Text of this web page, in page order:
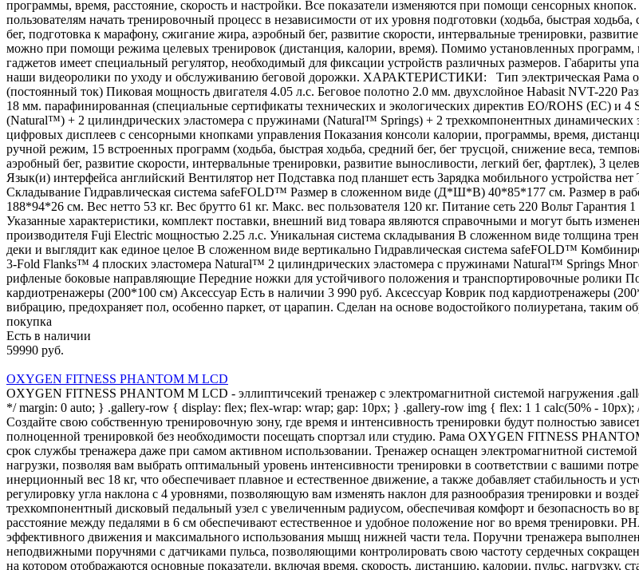
программы, время, расстояние, скорость и настройки. Все показатели изменяются при помощи сенсорных
пользователям начать тренировочный процесс в независимости от их уровня подготовки (ходьба, быстрая
бег, подготовка к марафону, сжигание жира, аэробный бег, развитие скорости, интервальные тренировки,
можно при помощи режима целевых тренировок (дистанция, калории, время). Помимо установленных
гаджетов имеет специальный регулятор, необходимый для фиксации устройств различных размеров. Габариты
наши видеоролики по уходу и обслуживанию беговой дорожки. ХАРАКТЕРИСТИКИ: Тип электрическая Рама
(постоянный ток) Пиковая мощность двигателя 4.05 л.с. Беговое полотно 2.0 мм. двухслойное Habasit NVT-220
18 мм. парафинированная (специальные сертификаты технических и экологических директив EO/ROHS (ЕС) и
(Natural™) + 2 цилиндрических эластомера с пружинами (Natural™ Springs) + 2 трехкомпонентных динамических
цифровых дисплеев с сенсорными кнопками управления Показания консоли калории, программы, время,
ручной режим, 15 встроенных программ (ходьба, быстрая ходьба, средний бег, бег трусцой, снижение веса,
аэробный бег, развитие скорости, интервальные тренировки, развитие выносливости, легкий бег, фартлек), 3
Язык(и) интерфейса английский Вентилятор нет Подставка под планшет есть Зарядка мобильного устройства
Складывание Гидравлическая система safeFOLD™ Размер в сложенном виде (Д*Ш*В) 40*85*177 см. Размер в
188*94*26 см. Вес нетто 53 кг. Вес брутто 61 кг. Макс. вес пользователя 120 кг. Питание сеть 220 Вольт
Указанные характеристики, комплект поставки, внешний вид товара являются справочными и могут быть
производителя Fuji Electric мощностью 2.25 л.с. Уникальная система складывания В сложенном виде толщина
деки и выглядит как единое целое В сложенном виде вертикально Гидравлическая система safeFOLD™
3-Fold Flanks™ 4 плоских эластомера Natural™ 2 цилиндрических эластомера с пружинами Natural™ Springs
рифленые боковые направляющие Передние ножки для устойчивого положения и транспортировочные ролики
кардиотренажеры (200*100 см) Аксессуар Есть в наличии 3 990 руб. Аксессуар Коврик под кардиотренажеры
вибрацию, предохраняет пол, особенно паркет, от царапин. Сделан на основе водостойкого полиуретана, таким
покупка
Есть в наличии
59990 руб.
OXYGEN FITNESS PHANTOM M LCD
OXYGEN FITNESS PHANTOM M LCD - эллиптичсекий тренажер с электромагнитной системой нагружения
*/ margin: 0 auto; } .gallery-row { display: flex; flex-wrap: wrap; gap: 10px; } .gallery-row img { flex: 1 1 calc(50% -
Создайте свою собственную тренировочную зону, где время и интенсивность тренировки будут полностью
полноценной тренировкой без необходимости посещать спортзал или студию. Рама OXYGEN FITNESS
срок службы тренажера даже при самом активном использовании. Тренажер оснащен электромагнитной
нагрузки, позволяя вам выбрать оптимальный уровень интенсивности тренировки в соответствии с вашими
инерционный вес 18 кг, что обеспечивает плавное и естественное движение, а также добавляет стабильность и
регулировку угла наклона с 4 уровнями, позволяющую вам изменять наклон для разнообразия тренировки и
трехкомпонентный дисковый педальный узел с увеличенным радиусом, обеспечивая комфорт и безопасность во
расстояние между педалями в 6 см обеспечивают естественное и удобное положение ног во время тренировки.
эффективного движения и максимального использования мышц нижней части тела. Поручни тренажера
неподвижными поручнями с датчиками пульса, позволяющими контролировать свою частоту сердечных
на котором отображаются основные показатели, включая время, скорость, дистанцию, калории, пульс, нагрузку,